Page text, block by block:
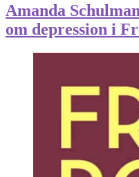
Amanda
om depression i